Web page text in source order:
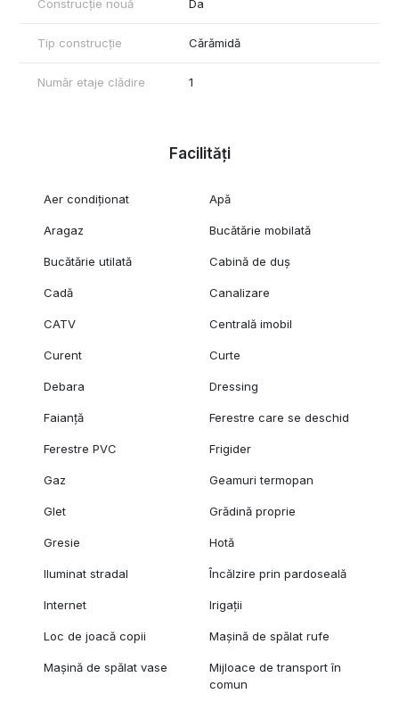
Construcție nouă Da
Tip construcție Cărămidă
Număr etaje clădire 1
Facilități
Aer condiționat Apă
Aragaz Bucătărie mobilată
Bucătărie utilată Cabină de duș
Cadă Canalizare
CATV Centrală imobil
Curent Curte
Debara Dressing
Faianță Ferestre care se deschid
Ferestre PVC Frigider
Gaz Geamuri termopan
Glet Grădină proprie
Gresie Hotă
Iluminat stradal Încălzire prin pardoseală
Internet Irigații
Loc de joacă copii Mașină de spălat rufe
Mașină de spălat vase
Mijloace de transport în
comun